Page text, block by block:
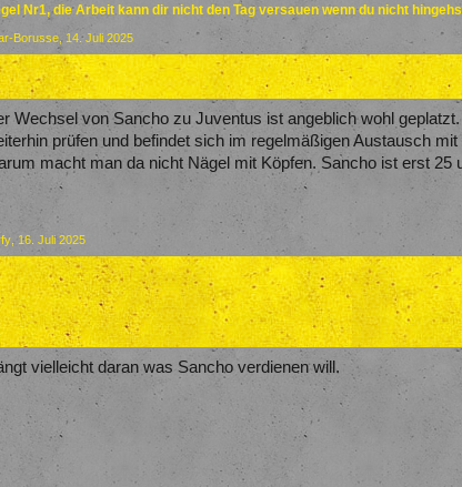
Nr1, die Arbeit kann dir nicht den Tag versauen wenn du nicht
Borusse, 14. Juli 2025
Wechsel von Sancho zu Juventus ist angeblich wohl
prüfen und befindet sich im regelmäßigen Austausch mit
macht man da nicht Nägel mit Köpfen. Sancho ist erst
16. Juli 2025
vielleicht daran was Sancho verdienen will.